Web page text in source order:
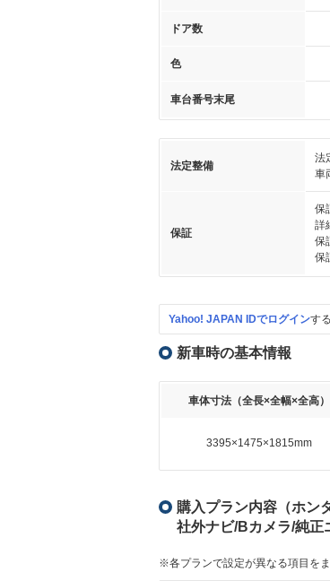
ドア数
色
車台番号末尾
法定整備
法
車
保証
保
詳
保
保
Yahoo! JAPAN IDでログインす
新車時の基本情報
車体寸法（全長×全幅×全高）
3395×1475×1815mm
購入プラン内容（ホン
社外ナビ/Bカメラ/純正
※各プランで設定が異なる項目を